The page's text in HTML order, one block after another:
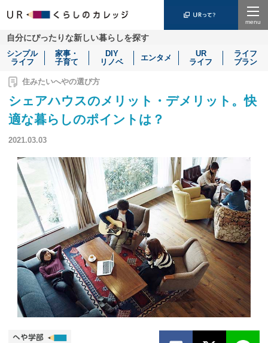
自分にぴったりな新しい暮らしを探す
シンプル
ライフ
家事・
子育て
DIY
リノベ
エンタメ
UR
ライフ
ライフ
プラン
住みたいへやの選び方
シェアハウスのメリット・デメリット。快
適な暮らしのポイントは？
2021.03.03